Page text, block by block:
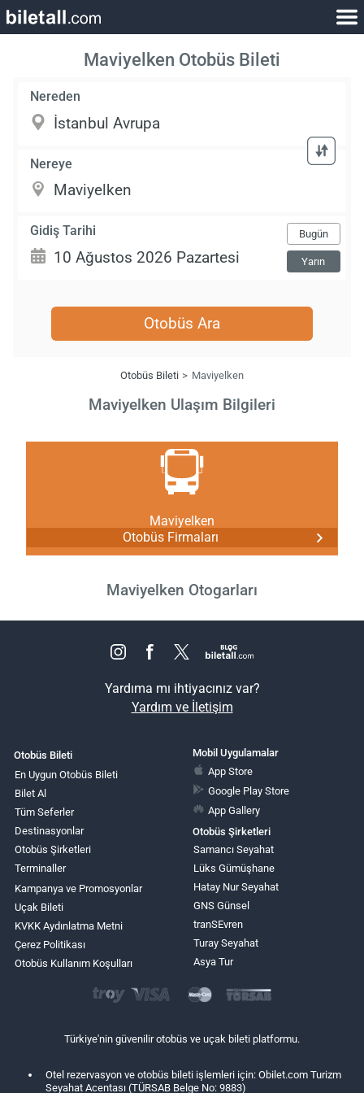
Maviyelken Otobüs Bileti
Nereden
Nereye
Gidiş Tarihi Bugün
Yarın
Otobüs Ara
Otobüs Bileti Maviyelken
Maviyelken Ulaşım Bilgileri
Maviyelken
Otobüs Firmaları
Maviyelken Otogarları
Yardıma mı ihtiyacınız var?
Yardım ve İletişim
Otobüs Bileti
En Uygun Otobüs Bileti
Bilet Al
Tüm Seferler
Destinasyonlar
Otobüs Şirketleri
Terminaller
Kampanya ve Promosyonlar
Uçak Bileti
KVKK Aydınlatma Metni
Çerez Politikası
Otobüs Kullanım Koşulları
Mobil Uygulamalar
App Store
Google Play Store
App Gallery
Otobüs Şirketleri
Samancı Seyahat
Lüks Gümüşhane
Hatay Nur Seyahat
GNS Günsel
tranSEvren
Turay Seyahat
Asya Tur
Türkiye'nin güvenilir otobüs ve uçak bileti platformu.
Otel rezervasyon ve otobüs bileti işlemleri için: Obilet.com Turizm
Seyahat Acentası (TÜRSAB Belge No: 9883)